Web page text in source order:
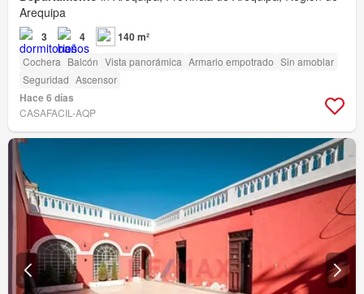
Arequipa
3 4 140 m²
Cochera Balcón Vista panorámica Armario empotrado Sin amoblar
Seguridad Ascensor
Hace 6 días
CASAFACIL-AQP